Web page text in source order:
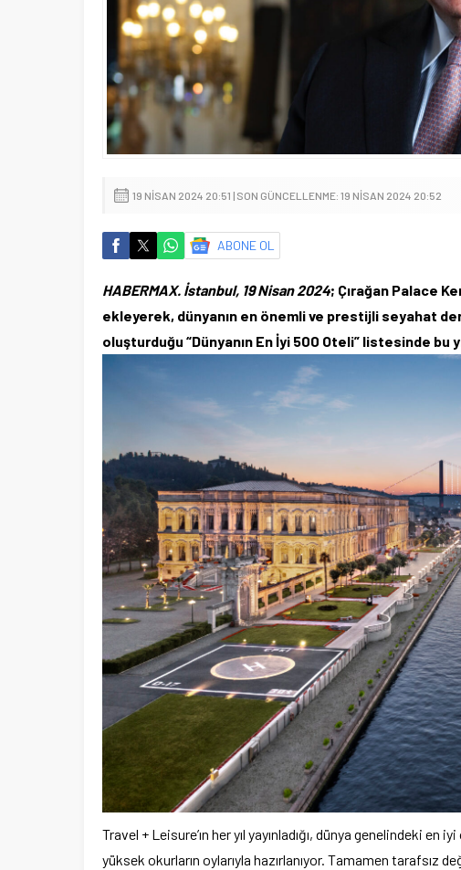
19 NISAN 2024 20:51 | SON GÜNCELLENME: 19 NISAN 2024 20:52
ABONE OL
HABERMAX. İstanbul, 19 Nisan 2024; Çırağan Palace
ekleyerek, dünyanın en önemli ve prestijli seyahat
oluşturduğu “Dünyanın En İyi 500 Oteli” listesinde bu
Travel + Leisure’ın her yıl yayınladığı, dünya genelindeki
yüksek okurların oylarıyla hazırlanıyor. Tamamen tarafsız